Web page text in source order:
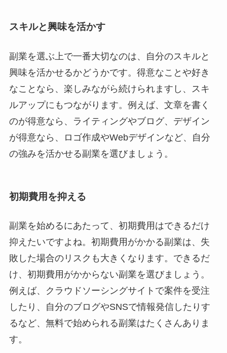
スキルと興味を活かす
副業を選ぶ上で一番大切なのは、自分のスキルと
興味を活かせるかどうかです。得意なことや好き
なことなら、楽しみながら続けられますし、スキ
ルアップにもつながります。例えば、文章を書く
のが得意なら、ライティングやブログ、デザイン
が得意なら、ロゴ作成やWebデザインなど、自分
の強みを活かせる副業を選びましょう。
初期費用を抑える
副業を始めるにあたって、初期費用はできるだけ
抑えたいですよね。初期費用がかかる副業は、失
敗した場合のリスクも大きくなります。できるだ
け、初期費用がかからない副業を選びましょう。
例えば、クラウドソーシングサイトで案件を受注
したり、自分のブログやSNSで情報発信したりす
るなど、無料で始められる副業はたくさんありま
す。